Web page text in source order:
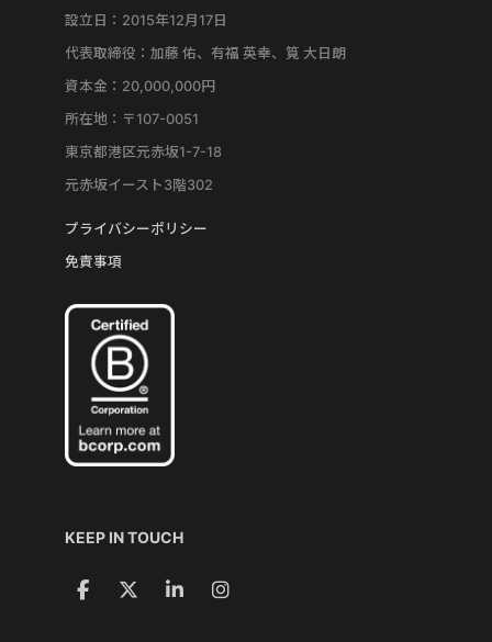
設立日：2015年12月17日
代表取締役：加藤 佑、有福 英幸、筧 大日朗
資本金：20,000,000円
所在地：〒107-0051
東京都港区元赤坂1-7-18
元赤坂イースト3階302
プライバシーポリシー
免責事項
KEEP IN TOUCH